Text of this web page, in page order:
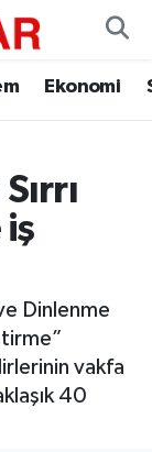
Ekonomi
iş
Dinlenme
vakfa
40